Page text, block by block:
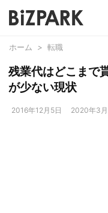
ホーム > 転職
残業代はどこまで
が少ない現状
2016年12月5日 2020年3